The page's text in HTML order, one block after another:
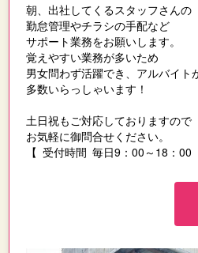
朝、出社してくるスタッフさんの
勤怠管理やチラシの手配など
サポート業務をお願いします。
覚えやすい業務が多いため
男女問わず活躍でき、アルバイト
多数いらっしゃいます！
土日祝もご対応しておりますので
お気軽に御問合せください。
【 受付時間 毎日9：00～18：00